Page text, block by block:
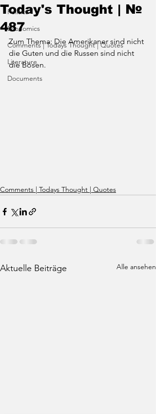
Politics
Economics
Comments | Todays Thought | Quotes
Literature
Documents
Today's Thought | №
487
Zum Thema: Die Amerikaner sind nicht
die Guten und die Russen sind nicht
die Bösen.
Comments | Todays Thought | Quotes
Aktuelle Beiträge Alle ansehen